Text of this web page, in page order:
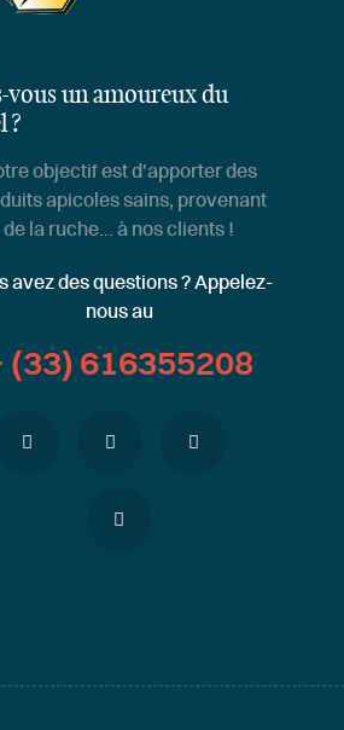
vous un amoureux du
?
objectif est d'apporter des
apicoles sains, provenant
de la ruche... à nos clients !
avez des questions ? Appelez-
nous au
(33) 616355208